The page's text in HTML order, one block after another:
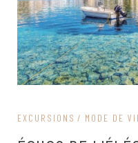
EXCURSIONS MODE DE